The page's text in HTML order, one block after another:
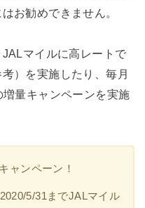
お勧めできません。
マイルに高レートで
） を実施したり、毎月
量キャンペーンを実施
ャンペーン！
5/31までJALマイル